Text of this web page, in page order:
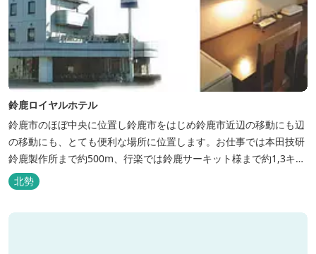
鈴鹿ロイヤルホテル
鈴鹿市のほぼ中央に位置し鈴鹿市をはじめ鈴鹿市近辺の移動にも辺
の移動にも、とても便利な場所に位置します。お仕事では本田技研
鈴鹿製作所まで約500m、行楽では鈴鹿サーキット様まで約1,3キ
ロ、スポーツ行事では鈴鹿スポーツガーデン様まで約3キロととて
も近い場所にあります。亀山市へのアクセスも便利でシャープ亀山
工場では約10キロと鈴鹿市では近い場所となっております。
北勢